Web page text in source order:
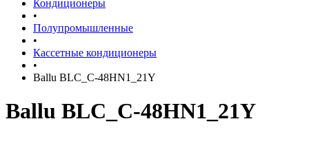
Кондиционеры
•
Полупромышленные
•
Кассетные кондиционеры
•
Ballu BLC_C-48HN1_21Y
Ballu BLC_C-48HN1_21Y